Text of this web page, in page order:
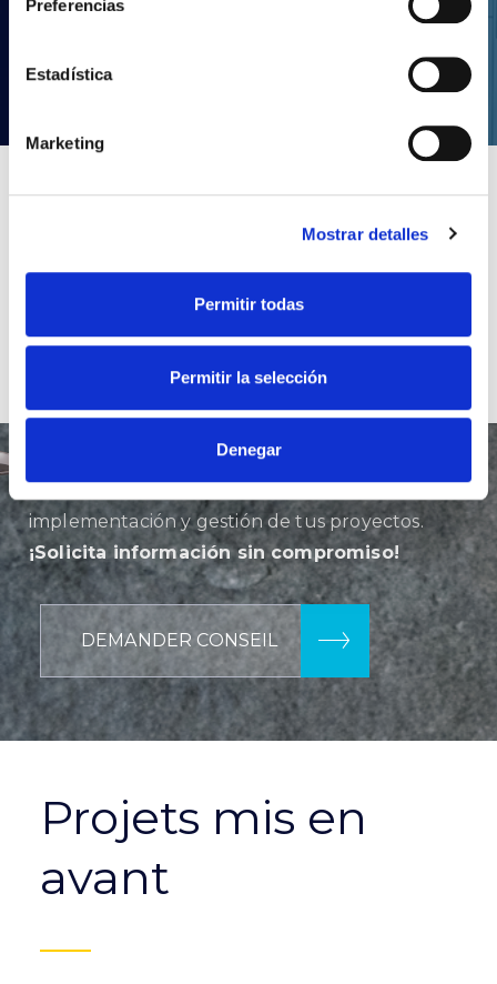
Preferencias
Estadística
Marketing
Mostrar detalles
Permitir todas
Permitir la selección
Denegar
Te ayudamos en la planificación,
implementación y gestión de tus proyectos.
¡Solicita información sin compromiso!
DEMANDER CONSEIL
Projets mis en
avant